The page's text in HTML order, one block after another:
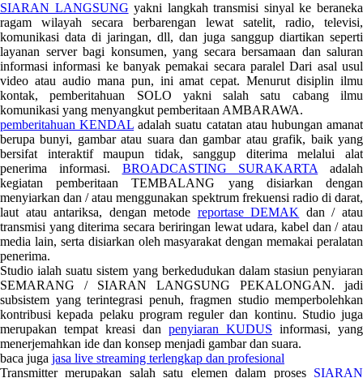
SIARAN LANGSUNG yakni langkah transmisi sinyal ke beraneka
ragam wilayah secara berbarengan lewat satelit, radio, televisi,
komunikasi data di jaringan, dll, dan juga sanggup diartikan seperti
layanan server bagi konsumen, yang secara bersamaan dan saluran
informasi informasi ke banyak pemakai secara paralel Dari asal usul
video atau audio mana pun, ini amat cepat. Menurut disiplin ilmu
kontak, pemberitahuan SOLO yakni salah satu cabang ilmu
komunikasi yang menyangkut pemberitaan AMBARAWA.
pemberitahuan KENDAL adalah suatu catatan atau hubungan amanat
berupa bunyi, gambar atau suara dan gambar atau grafik, baik yang
bersifat interaktif maupun tidak, sanggup diterima melalui alat
penerima informasi. BROADCASTING SURAKARTA adalah
kegiatan pemberitaan TEMBALANG yang disiarkan dengan
menyiarkan dan / atau menggunakan spektrum frekuensi radio di darat,
laut atau antariksa, dengan metode reportase DEMAK dan / atau
transmisi yang diterima secara beriringan lewat udara, kabel dan / atau
media lain, serta disiarkan oleh masyarakat dengan memakai peralatan
penerima.
Studio ialah suatu sistem yang berkedudukan dalam stasiun penyiaran
SEMARANG / SIARAN LANGSUNG PEKALONGAN. jadi
subsistem yang terintegrasi penuh, fragmen studio memperbolehkan
kontribusi kepada pelaku program reguler dan kontinu. Studio juga
merupakan tempat kreasi dan penyiaran KUDUS informasi, yang
menerjemahkan ide dan konsep menjadi gambar dan suara.
baca juga jasa live streaming terlengkap dan profesional
Transmitter merupakan salah satu elemen dalam proses SIARAN